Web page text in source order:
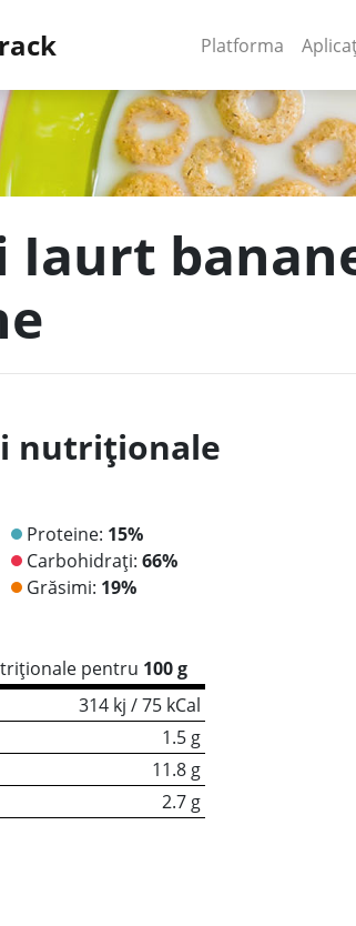
Platforma (current)
Iaurt
nutriționale
Proteine: 15%
Carbohidrați: 66%
Grăsimi: 19%
pentru 100 g
314 kj / 75 kCal
1.5 g
11.8 g
2.7 g